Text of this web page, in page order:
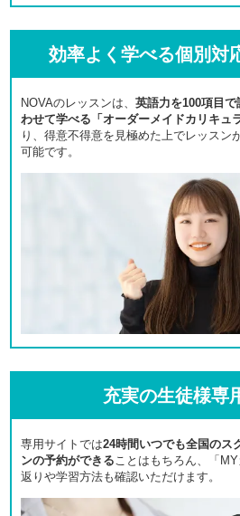
効率よく学べる個別対
NOVAのレッスンは、 英語力を100項目
わせて学べる「オーダーメイドカリキュ
り、得意不得意を見極めた上でレッスン
可能です。
充実の生徒様専
専用サイトでは24時間いつでも全国のス
ンの予約ができることはもちろん、「
返りや学習方法も確認いただけます。